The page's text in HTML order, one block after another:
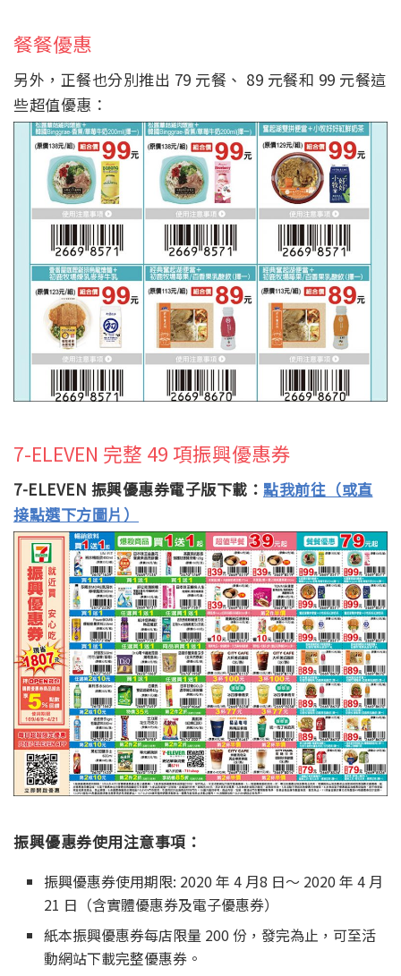
餐餐優惠
另外，正餐也分別推出 79 元餐、 89 元餐和 99 元餐這
些超值優惠：
7-ELEVEN 完整 49 項振興優惠券
7-ELEVEN 振興優惠券電子版下載： 點我前往（或直
接點選下方圖片）
振興優惠券使用注意事項：
振興優惠券使用期限: 2020 年 4 月8 日～ 2020 年 4 月
21 日（含實體優惠券及電子優惠券）
紙本振興優惠券每店限量 200 份，發完為止，可至活
動網站下載完整優惠券。